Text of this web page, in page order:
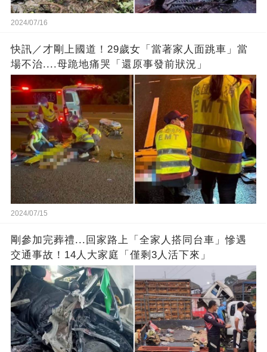
2024/07/16
快訊／才剛上國道！29歲女「當著家人面跳車」當
場不治....母跪地痛哭「還原事發前狀況」
2024/07/15
剛參加完葬禮...回家路上「全家人搭同台車」慘遇
交通事故！14人大家庭「僅剩3人活下來」